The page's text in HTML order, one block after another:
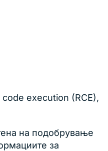
execution (RCE),
на подобрување
за